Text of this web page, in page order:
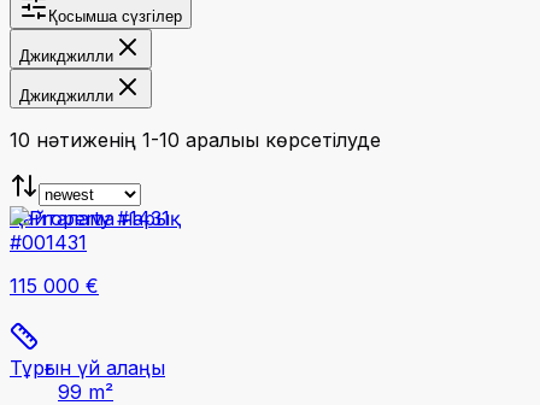
Қосымша сүзгілер
Джикджилли
Джикджилли
10 нәтиженің 1-10 аралығы көрсетілуде
Қайталама нарық
#001431
115 000 €
Тұрғын үй алаңы
99 m²